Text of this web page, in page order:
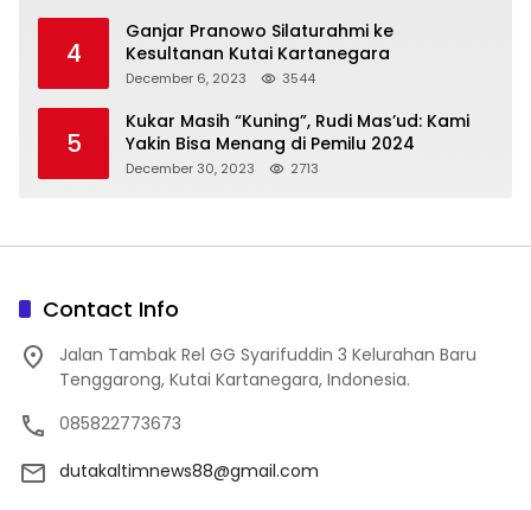
4
Ganjar Pranowo Silaturahmi ke
Kesultanan Kutai Kartanegara
December 6, 2023 3544
5
Kukar Masih “Kuning”, Rudi Mas’ud: Kami
Yakin Bisa Menang di Pemilu 2024
December 30, 2023 2713
Contact Info
Jalan Tambak Rel GG Syarifuddin 3 Kelurahan Baru
Tenggarong, Kutai Kartanegara, Indonesia.
085822773673
dutakaltimnews88@gmail.com